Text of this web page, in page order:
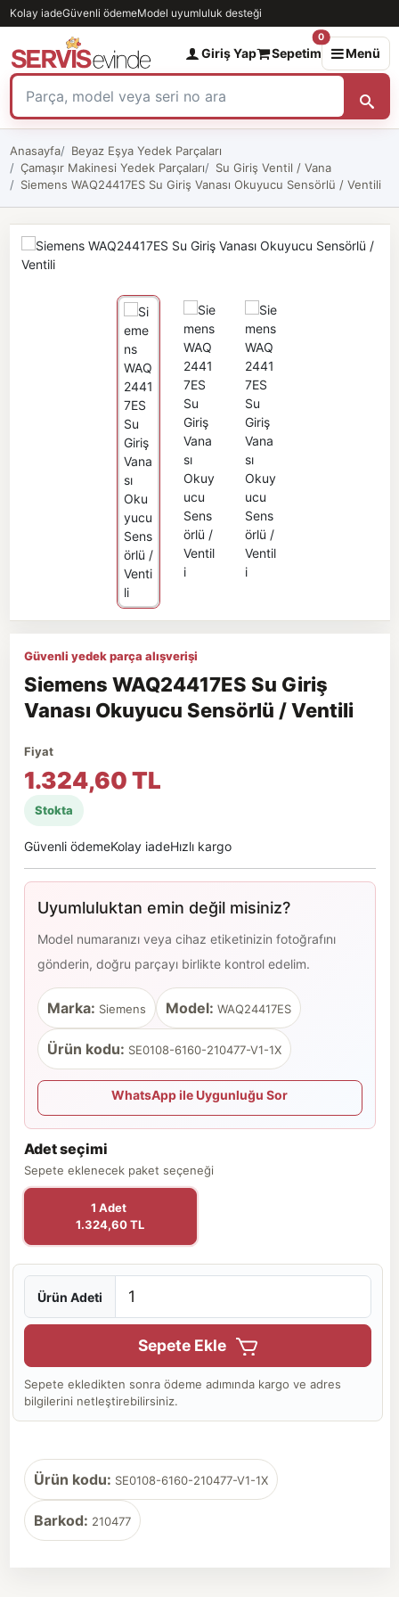
Kolay iadeGüvenli ödemeModel uyumluluk desteği
Giriş Yap Sepetim
0
Menü
Anasayfa
Beyaz Eşya Yedek Parçaları
Çamaşır Makinesi Yedek Parçaları
Su Giriş Ventil / Vana
Siemens WAQ24417ES Su Giriş Vanası Okuyucu Sensörlü / Ventili
Güvenli yedek parça alışverişi
Siemens WAQ24417ES Su Giriş
Vanası Okuyucu Sensörlü / Ventili
Fiyat
1.324,60 TL
Stokta
Güvenli ödemeKolay iadeHızlı kargo
Uyumluluktan emin değil misiniz?
Model numaranızı veya cihaz etiketinizin fotoğrafını
gönderin, doğru parçayı birlikte kontrol edelim.
Marka: Siemens Model: WAQ24417ES
Ürün kodu: SE0108-6160-210477-V1-1X
WhatsApp ile Uygunluğu Sor
Adet seçimi
Sepete eklenecek paket seçeneği
1 Adet
1.324,60 TL
Ürün Adeti
Sepete Ekle
Sepete ekledikten sonra ödeme adımında kargo ve adres
bilgilerini netleştirebilirsiniz.
Ürün kodu: SE0108-6160-210477-V1-1X
Barkod: 210477